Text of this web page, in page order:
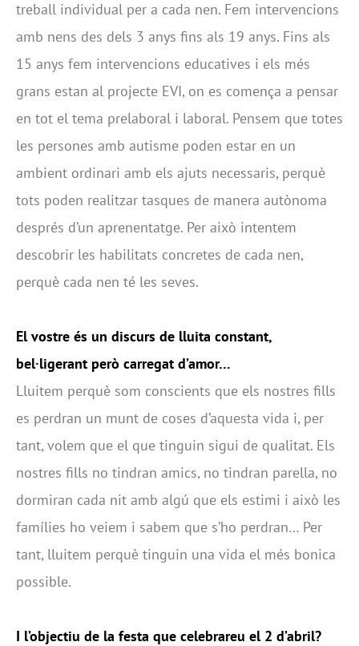
treball individual per a cada nen. Fem intervencions
amb nens des dels 3 anys fins als 19 anys. Fins als
15 anys fem intervencions educatives i els més
grans estan al projecte EVI, on es comença a pensar
en tot el tema prelaboral i laboral. Pensem que totes
les persones amb autisme poden estar en un
ambient ordinari amb els ajuts necessaris, perquè
tots poden realitzar tasques de manera autònoma
després d’un aprenentatge. Per això intentem
descobrir les habilitats concretes de cada nen,
perquè cada nen té les seves.
El vostre és un discurs de lluita constant,
bel·ligerant però carregat d’amor…
Lluitem perquè som conscients que els nostres fills
es perdran un munt de coses d’aquesta vida i, per
tant, volem que el que tinguin sigui de qualitat. Els
nostres fills no tindran amics, no tindran parella, no
dormiran cada nit amb algú que els estimi i això les
famílies ho veiem i sabem que s’ho perdran… Per
tant, lluitem perquè tinguin una vida el més bonica
possible.
I l’objectiu de la festa que celebrareu el 2 d’abril?